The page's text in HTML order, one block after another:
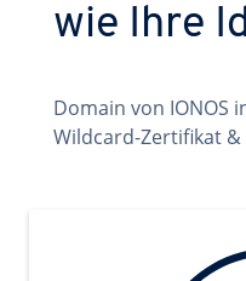
wie Ihre
Domain von IONOS
Wildcard-Zertifikat &